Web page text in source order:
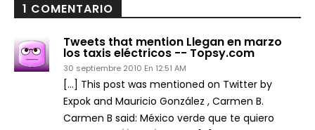
1 COMENTARIO
Tweets that mention Llegan en marzo
los taxis eléctricos -- Topsy.com
30 septiembre 2010 En 12:51 AM
[…] This post was mentioned on Twitter by
Expok and Mauricio González , Carmen B.
Carmen B said: México verde que te quiero